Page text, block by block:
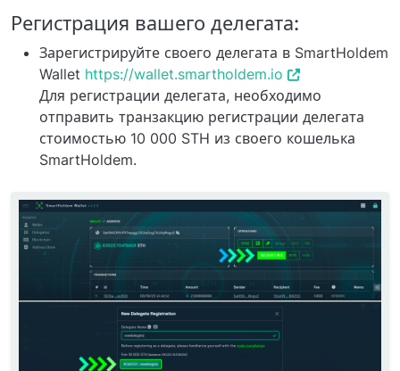
Регистрация вашего делегата:
Зарегистрируйте своего делегата в SmartHoldem
Wallet https://wallet.smartholdem.io
Для регистрации делегата, необходимо
отправить транзакцию регистрации делегата
стоимостью 10 000 STH из своего кошелька
SmartHoldem.